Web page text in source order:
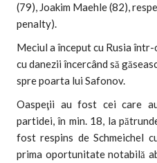
(79), Joakim Maehle (82),
penalty).
Meciul a început cu Rusia
cu danezii încercând să
spre poarta lui Safonov.
Oaspeţii au fost cei care
partidei, în min. 18, la
fost respins de Schmeichel
prima oportunitate notabilă